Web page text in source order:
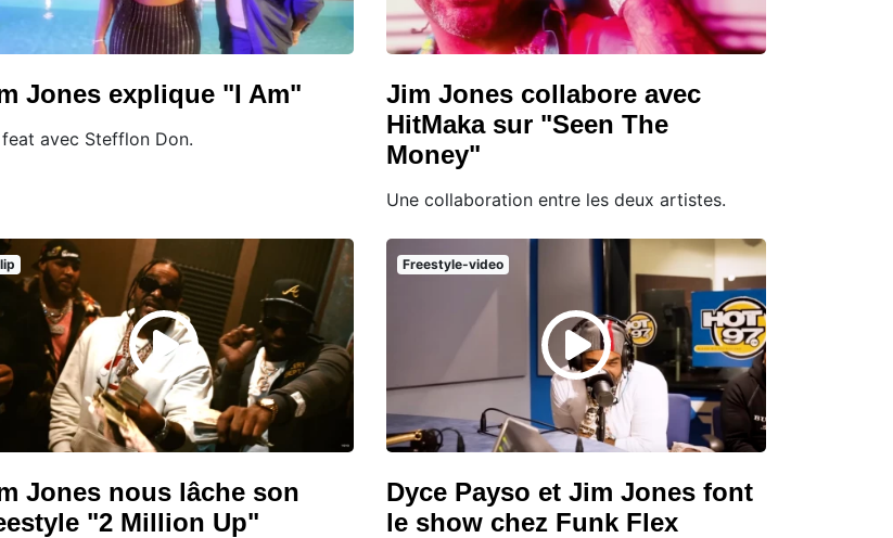
Jones explique "I Am"
avec Stefflon Don.
Jim Jones collabore avec
HitMaka sur "Seen The
Money"
Une collaboration entre les deux artistes.
Jones nous lâche son
"2 Million Up"
Freestyle-video
Dyce Payso et Jim Jones font
le show chez Funk Flex